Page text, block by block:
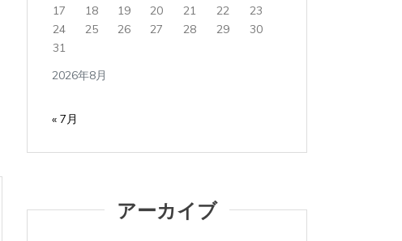
iMac iPad Pro iPadシリーズ
ゲーム タブレット
チャンネル
2026年8月
17
18 19 20 21 22
23
24
25 26 27 28 29
30
31
« 7月
アーカイブ